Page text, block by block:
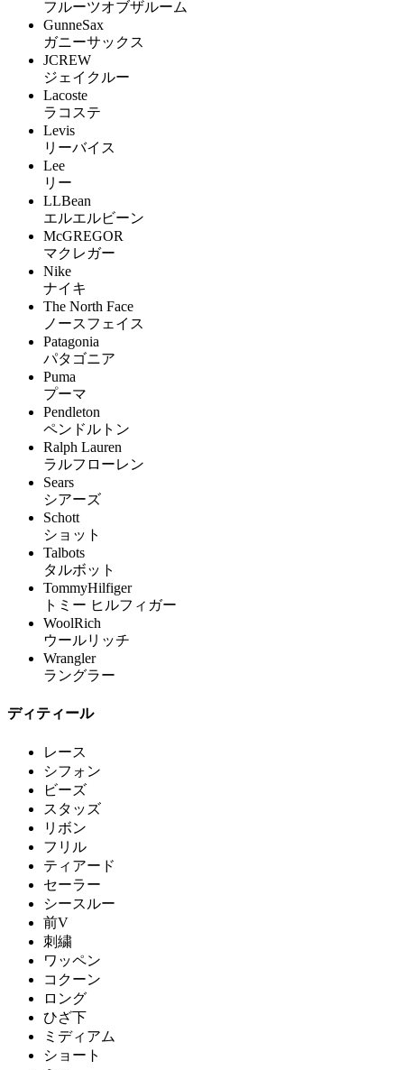
フルーツオブザルーム
GunneSax
ガニーサックス
JCREW
ジェイクルー
Lacoste
ラコステ
Levis
リーバイス
Lee
リー
LLBean
エルエルビーン
McGREGOR
マクレガー
Nike
ナイキ
The North Face
ノースフェイス
Patagonia
パタゴニア
Puma
プーマ
Pendleton
ペンドルトン
Ralph Lauren
ラルフローレン
Sears
シアーズ
Schott
ショット
Talbots
タルボット
TommyHilfiger
トミー ヒルフィガー
WoolRich
ウールリッチ
Wrangler
ラングラー
ディティール
レース
シフォン
ビーズ
スタッズ
リボン
フリル
ティアード
セーラー
シースルー
前V
刺繍
ワッペン
コクーン
ロング
ひざ下
ミディアム
ショート